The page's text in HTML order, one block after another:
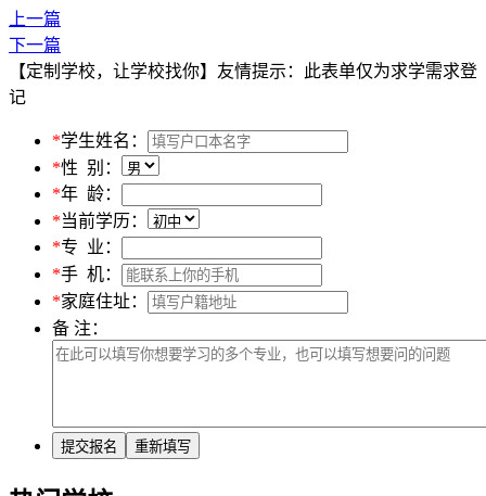
上一篇
下一篇
【定制学校，让学校找你】友情提示：此表单仅为求学需求登
记
*学生姓名：
*性 别：
*年 龄：
*当前学历：
*专 业：
*手 机：
*家庭住址：
备 注：